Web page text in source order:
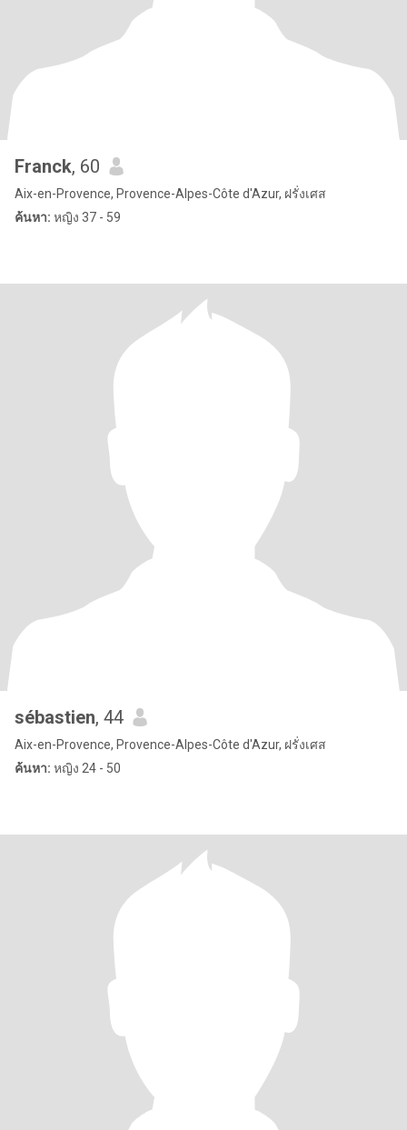
Franck, 60
Aix-en-Provence, Provence-Alpes-Côte d'Azur, ฝรั่งเศส
ค้นหา: หญิง 37 - 59
sébastien, 44
Aix-en-Provence, Provence-Alpes-Côte d'Azur, ฝรั่งเศส
ค้นหา: หญิง 24 - 50